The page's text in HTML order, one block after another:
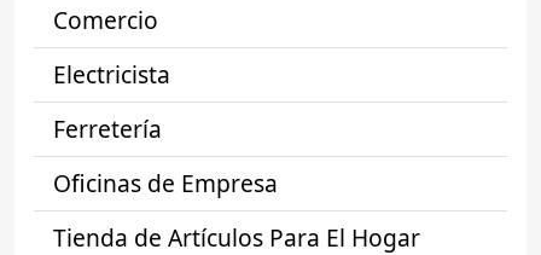
Comercio
Electricista
Ferretería
Oficinas de Empresa
Tienda de Artículos Para El Hogar